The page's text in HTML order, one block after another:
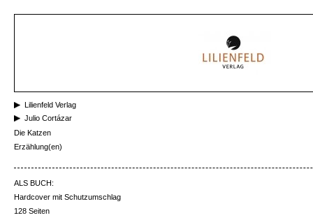
Lilienfeld Verlag
Julio Cortázar
Die Katzen
Erzählung(en)
ALS BUCH:
Hardcover mit Schutzumschlag
128 Seiten